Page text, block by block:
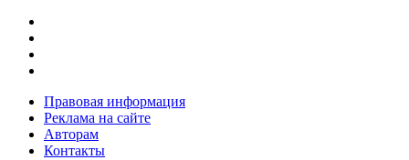
Правовая информация
Реклама на сайте
Авторам
Контакты